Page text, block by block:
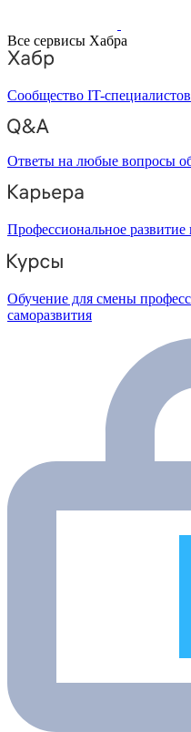
Все сервисы Хабра
Сообщество IT-специалистов
Ответы на любые вопросы
Профессиональное развитие
Обучение для смены
саморазвития